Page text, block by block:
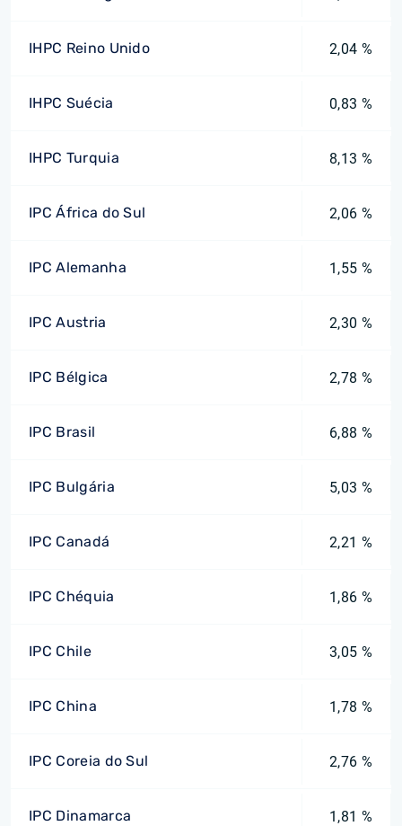
IHPC Reino Unido 2,04 %
IHPC Suécia 0,83 %
IHPC Turquia 8,13 %
IPC África do Sul 2,06 %
IPC Alemanha 1,55 %
IPC Austria 2,30 %
IPC Bélgica 2,78 %
IPC Brasil 6,88 %
IPC Bulgária 5,03 %
IPC Canadá 2,21 %
IPC Chéquia 1,86 %
IPC Chile 3,05 %
IPC China 1,78 %
IPC Coreia do Sul 2,76 %
IPC Dinamarca 1,81 %